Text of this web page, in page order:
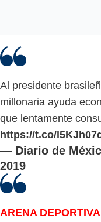
Al presidente
millonaria ayuda
que lentamente
https://t.co/
— Diario de
2019
ARENA